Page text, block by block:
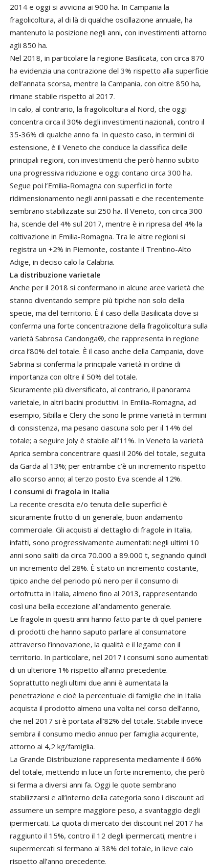
2014 e oggi si avvicina ai 900 ha. In Campania la
fragolicoltura, al di là di qualche oscillazione annuale, ha
mantenuto la posizione negli anni, con investimenti attorno
agli 850 ha.
Nel 2018, in particolare la regione Basilicata, con circa 870
ha evidenzia una contrazione del 3% rispetto alla superficie
dell’annata scorsa, mentre la Campania, con oltre 850 ha,
rimane stabile rispetto al 2017.
In calo, al contrario, la fragolicoltura al Nord, che oggi
concentra circa il 30% degli investimenti nazionali, contro il
35-36% di qualche anno fa. In questo caso, in termini di
estensione, è il Veneto che conduce la classifica delle
principali regioni, con investimenti che però hanno subito
una progressiva riduzione e oggi contano circa 300 ha.
Segue poi l’Emilia-Romagna con superfici in forte
ridimensionamento negli anni passati e che recentemente
sembrano stabilizzate sui 250 ha. Il Veneto, con circa 300
ha, scende del 4% sul 2017, mentre è in ripresa del 4% la
coltivazione in Emilia-Romagna. Tra le altre regioni si
registra un +2% in Piemonte, costante il Trentino-Alto
Adige, in deciso calo la Calabria.
La distribuzione varietale
Anche per il 2018 si confermano in alcune aree varietà che
stanno diventando sempre più tipiche non solo della
specie, ma del territorio. È il caso della Basilicata dove si
conferma una forte concentrazione della fragolicoltura sulla
varietà Sabrosa Candonga®, che rappresenta in regione
circa l’80% del totale. È il caso anche della Campania, dove
Sabrina si conferma la principale varietà in ordine di
importanza con oltre il 50% del totale.
Sicuramente più diversificato, al contrario, il panorama
varietale, in altri bacini produttivi. In Emilia-Romagna, ad
esempio, Sibilla e Clery che sono le prime varietà in termini
di consistenza, ma pesano ciascuna solo per il 14% del
totale; a seguire Joly è stabile all’11%. In Veneto la varietà
Aprica sembra concentrare quasi il 20% del totale, seguita
da Garda al 13%; per entrambe c’è un incremento rispetto
allo scorso anno; al terzo posto Eva scende al 12%.
I consumi di fragola in Italia
La recente crescita e/o tenuta delle superfici è
sicuramente frutto di un generale, buon andamento
commerciale. Gli acquisti al dettaglio di fragole in Italia,
infatti, sono progressivamente aumentati: negli ultimi 10
anni sono saliti da circa 70.000 a 89.000 t, segnando quindi
un incremento del 28%. È stato un incremento costante,
tipico anche del periodo più nero per il consumo di
ortofrutta in Italia, almeno fino al 2013, rappresentando
così una bella eccezione all’andamento generale.
Le fragole in questi anni hanno fatto parte di quel paniere
di prodotti che hanno saputo parlare al consumatore
attraverso l’innovazione, la qualità e il legame con il
territorio. In particolare, nel 2017 i consumi sono aumentati
di un ulteriore 1% rispetto all’anno precedente.
Soprattutto negli ultimi due anni è aumentata la
penetrazione e cioè la percentuale di famiglie che in Italia
acquista il prodotto almeno una volta nel corso dell’anno,
che nel 2017 si è portata all’82% del totale. Stabile invece
sembra il consumo medio annuo per famiglia acquirente,
attorno ai 4,2 kg/famiglia.
La Grande Distribuzione rappresenta mediamente il 66%
del totale, mettendo in luce un forte incremento, che però
si ferma a diversi anni fa. Oggi le quote sembrano
stabilizzarsi e all’interno della categoria sono i discount ad
assumere un sempre maggiore peso, a svantaggio degli
ipermercati. La quota di mercato dei discount nel 2017 ha
raggiunto il 15%, contro il 12 degli ipermercati; mentre i
supermercati si fermano al 38% del totale, in lieve calo
rispetto all’anno precedente.